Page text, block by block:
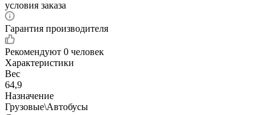
условия заказа
Гарантия производителя
Рекомендуют 0 человек
Характеристики
Вес
64,9
Назначение
Грузовые\Автобусы